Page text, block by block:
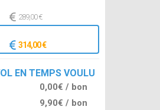
289,00 €
314,00 €
EN TEMPS VOULU
0,00€ / bon
9,90€ / bon